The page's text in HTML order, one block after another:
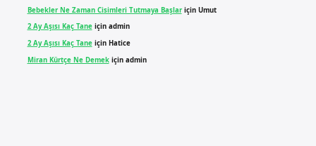
Bebekler Ne Zaman Cisimleri Tutmaya Başlariçin Umut
2 Ay Aşısı Kaç Taneiçin admin
2 Ay Aşısı Kaç Taneiçin Hatice
Miran Kürtçe Ne Demekiçin admin